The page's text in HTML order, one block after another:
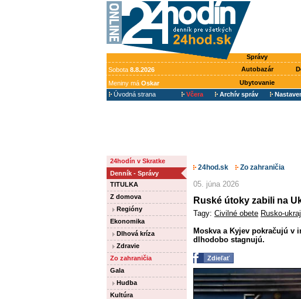
Správy
Sobota 8.8.2026 Autobazár
Meniny má Oskar Ubytovanie
Úvodná strana
Včera Archív správ
24hodín v Skratke
Denník - Správy
TITULKA
Z domova
Regióny
Ekonomika
Dlhová kríza
Zdravie
Zo zahraničia
Gala
Hudba
Kultúra
24hod.sk Zo zahraničia
05. júna 2026
Ruské útoky zabili na
Tagy: Civilné obete Rusko-
Moskva a Kyjev pokračujú v
dlhodobo stagnujú.
Zdieľať